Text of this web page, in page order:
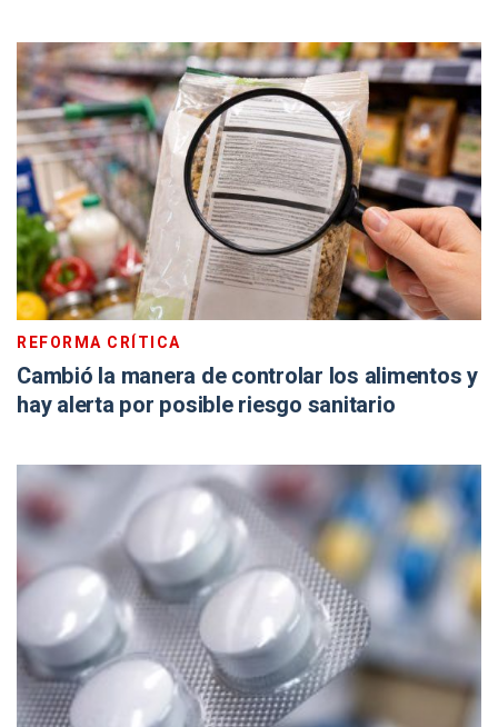
REFORMA CRÍTICA
Cambió la manera de controlar los alimentos y
hay alerta por posible riesgo sanitario